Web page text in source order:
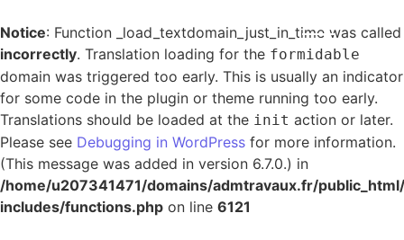
Notice: Function _load_textdomain_just_in_time was called
incorrectly. Translation loading for the formidable
domain was triggered too early. This is usually an indicator
for some code in the plugin or theme running too early.
Translations should be loaded at the init action or later.
Please see Debugging in WordPress for more information.
(This message was added in version 6.7.0.) in
/home/u207341471/domains/admtravaux.fr/
includes/functions.php on line 6121